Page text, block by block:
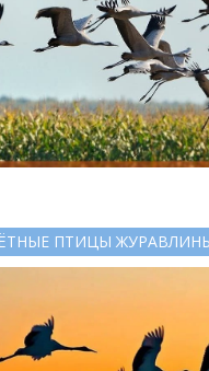
ПТИЦЫ